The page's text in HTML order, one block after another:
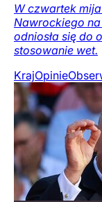
W czwartek
Nawrockiego na
odniosła się do
stosowanie wet.
KrajOpinie